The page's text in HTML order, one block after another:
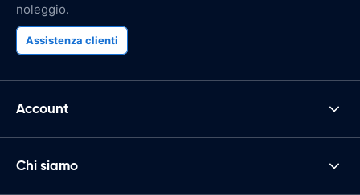
noleggio.
Assistenza clienti
Account
Chi siamo